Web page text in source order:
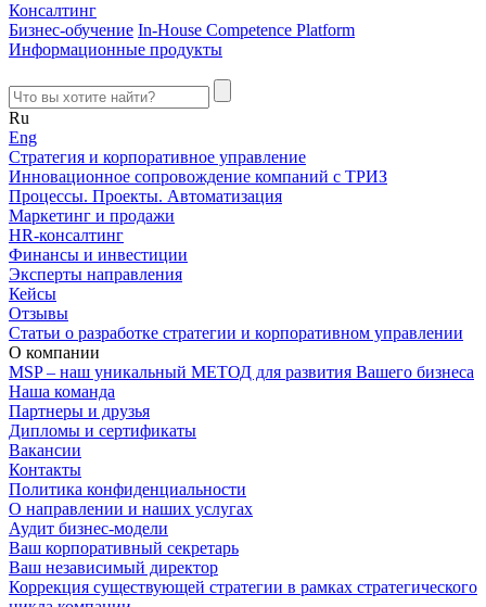
Консалтинг
Бизнес-обучение In-House Competence Platform
Информационные продукты
Ru
Eng
Стратегия и корпоративное управление
Инновационное сопровождение компаний с ТРИЗ
Процессы. Проекты. Автоматизация
Маркетинг и продажи
HR-консалтинг
Финансы и инвестиции
Эксперты направления
Кейсы
Отзывы
Статьи о разработке стратегии и корпоративном управлении
О компании
MSP – наш уникальный МЕТОД для развития Вашего бизнеса
Наша команда
Партнеры и друзья
Дипломы и сертификаты
Вакансии
Контакты
Политика конфиденциальности
О направлении и наших услугах
Аудит бизнес-модели
Ваш корпоративный секретарь
Ваш независимый директор
Коррекция существующей стратегии в рамках стратегического